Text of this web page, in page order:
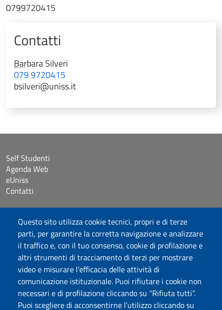
Questo sito utilizza cookie tecnici, propri e di terze
parti, per garantire la corretta navigazione e analizzare
il traffico e, con il tuo consenso, cookie di profilazione e
altri strumenti di tracciamento di terzi per mostrare
video e misurare l'efficacia delle attività di
comunicazione istituzionale. Puoi rifiutare i cookie non
necessari e di profilazione cliccando su “Rifiuta tutti”.
Puoi scegliere di acconsentirne l’utilizzo cliccando su
0799720415
Contatti
BarbaraSilveri
079 9720415
bsilveri@uniss.it
Self Studenti
Agenda Web
eUniss
Contatti
Accessibilità
Dichiarazione di accessibilità
Cookie settings
Mappa del sito
Protocollo
Seguici su